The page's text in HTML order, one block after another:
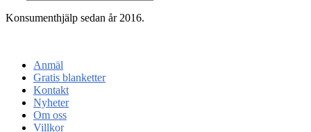
Konsumenthjälp sedan år 2016.
Anmäl
Gratis blanketter
Kontakt
Nyheter
Om oss
Villkor